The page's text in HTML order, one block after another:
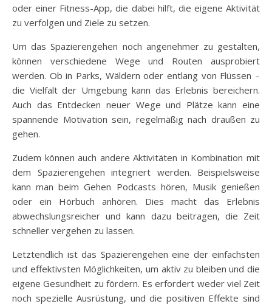
oder einer Fitness-App, die dabei hilft, die eigene Aktivität
zu verfolgen und Ziele zu setzen.
Um das Spazierengehen noch angenehmer zu gestalten,
können verschiedene Wege und Routen ausprobiert
werden. Ob in Parks, Wäldern oder entlang von Flüssen –
die Vielfalt der Umgebung kann das Erlebnis bereichern.
Auch das Entdecken neuer Wege und Plätze kann eine
spannende Motivation sein, regelmäßig nach draußen zu
gehen.
Zudem können auch andere Aktivitäten in Kombination mit
dem Spazierengehen integriert werden. Beispielsweise
kann man beim Gehen Podcasts hören, Musik genießen
oder ein Hörbuch anhören. Dies macht das Erlebnis
abwechslungsreicher und kann dazu beitragen, die Zeit
schneller vergehen zu lassen.
Letztendlich ist das Spazierengehen eine der einfachsten
und effektivsten Möglichkeiten, um aktiv zu bleiben und die
eigene Gesundheit zu fördern. Es erfordert weder viel Zeit
noch spezielle Ausrüstung, und die positiven Effekte sind